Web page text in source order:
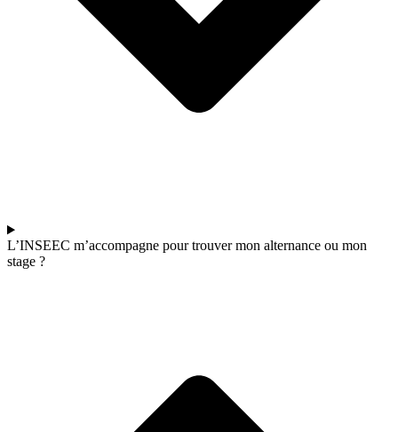
L’INSEEC m’accompagne pour trouver mon alternance ou mon
stage ?